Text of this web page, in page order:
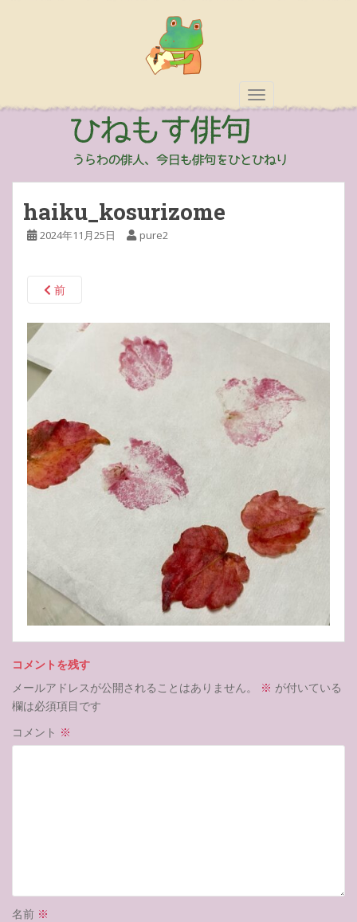
TOGGLE
haiku_kosurizome
2024年11月25日 pure2
前
コメントを残す
メールアドレスが公開されることはありません。
※ が付いている
欄は必須項目です
コメント ※
名前 ※